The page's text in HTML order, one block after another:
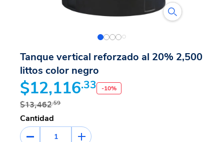
Tanque vertical reforzado al 20% 2,500
littos color negro
$12,116.33 -10%
$13,462.59
Cantidad
1